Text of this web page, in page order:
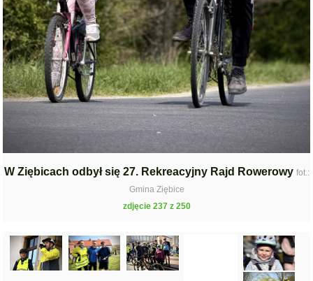
W Ziębicach odbył się 27. Rekreacyjny Rajd Rowerowy fot.:
Gmina Ziębice
zdjęcie 237 z 250